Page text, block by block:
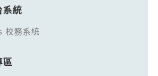
系統
校務系統
區